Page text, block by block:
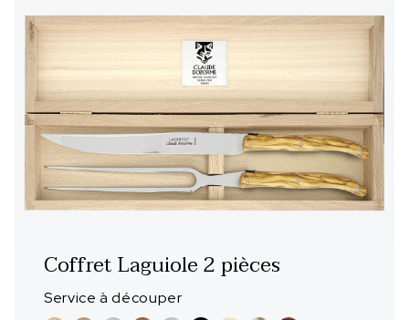
Coffret Laguiole 2 pièces
Service à découper